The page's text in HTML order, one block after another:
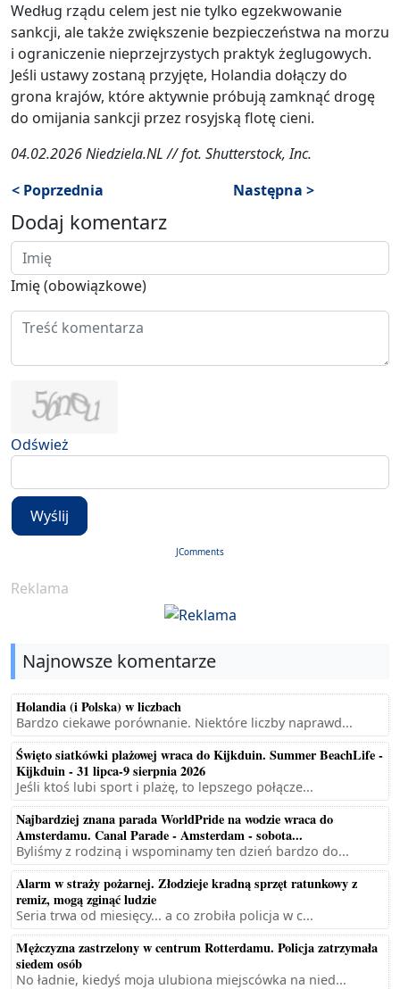
Według rządu celem jest nie tylko egzekwowanie
sankcji, ale także zwiększenie bezpieczeństwa na morzu
i ograniczenie nieprzejrzystych praktyk żeglugowych.
Jeśli ustawy zostaną przyjęte, Holandia dołączy do
grona krajów, które aktywnie próbują zamknąć drogę
do omijania sankcji przez rosyjską flotę cieni.
04.02.2026 Niedziela.NL // fot. Shutterstock, Inc.
< Poprzednia
Następna >
Dodaj komentarz
Imię (obowiązkowe)
Odśwież
Wyślij
JComments
Reklama
Najnowsze komentarze
Holandia (i Polska) w liczbach
Bardzo ciekawe porównanie. Niektóre liczby naprawd...
Święto siatkówki plażowej wraca do Kijkduin. Summer BeachLife -
Kijkduin - 31 lipca-9 sierpnia 2026
Jeśli ktoś lubi sport i plażę, to lepszego połącze...
Najbardziej znana parada WorldPride na wodzie wraca do
Amsterdamu. Canal Parade - Amsterdam - sobota...
Byliśmy z rodziną i wspominamy ten dzień bardzo do...
Alarm w straży pożarnej. Złodzieje kradną sprzęt ratunkowy z
remiz, mogą zginąć ludzie
Seria trwa od miesięcy... a co zrobiła policja w c...
Mężczyzna zastrzelony w centrum Rotterdamu. Policja zatrzymała
siedem osób
No ładnie, kiedyś moja ulubiona miejscówka na nied...